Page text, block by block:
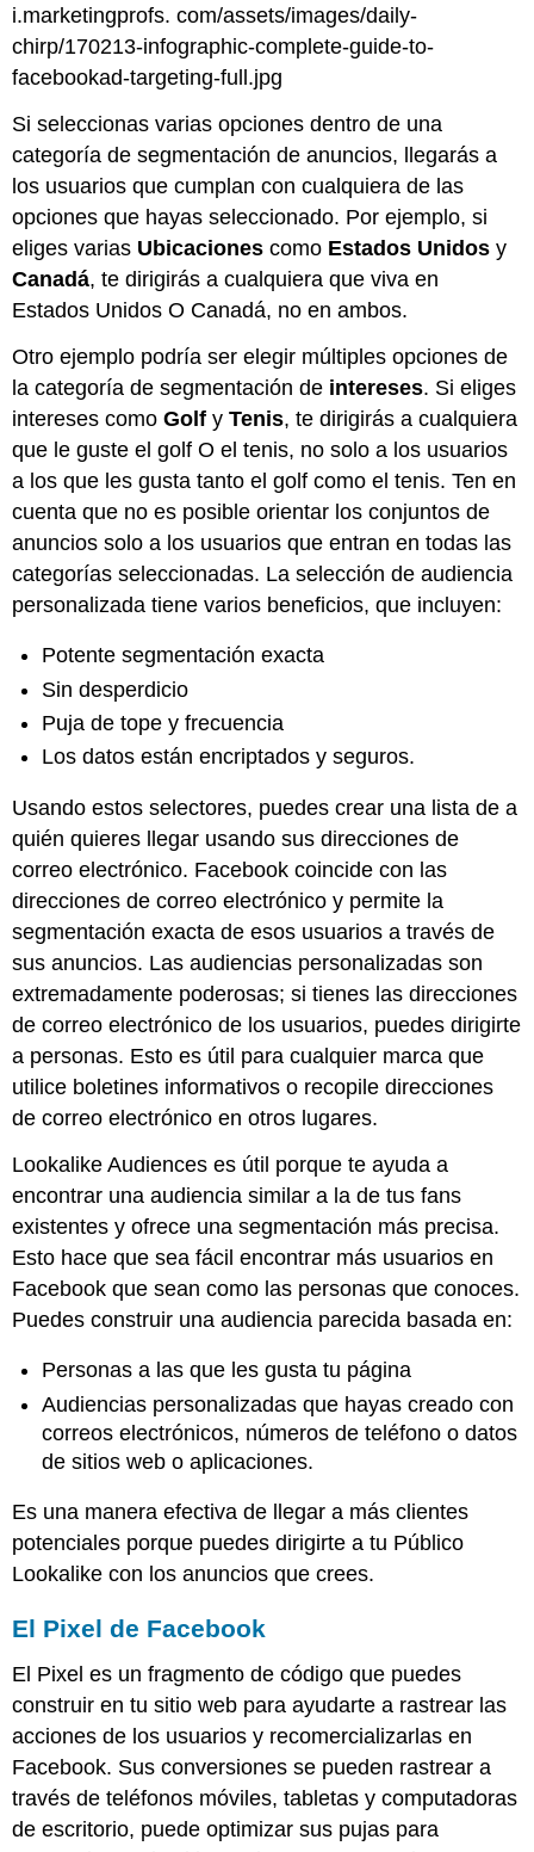
i.marketingprofs. com/assets/images/daily-
chirp/170213-infographic-complete-guide-to-
facebookad-targeting-full.jpg
Si seleccionas varias opciones dentro de una
categoría de segmentación de anuncios, llegarás a
los usuarios que cumplan con cualquiera de las
opciones que hayas seleccionado. Por ejemplo, si
eliges varias Ubicaciones como Estados Unidos y
Canadá, te dirigirás a cualquiera que viva en
Estados Unidos O Canadá, no en ambos.
Otro ejemplo podría ser elegir múltiples opciones de
la categoría de segmentación de intereses. Si eliges
intereses comoGolf yTenis, te dirigirás a cualquiera
que le guste el golf O el tenis, no solo a los usuarios
a los que les gusta tanto el golf como el tenis. Ten en
cuenta que no es posible orientar los conjuntos de
anuncios solo a los usuarios que entran en todas las
categorías seleccionadas. La selección de audiencia
personalizada tiene varios beneficios, que incluyen:
Potente segmentación exacta
Sin desperdicio
Puja de tope y frecuencia
Los datos están encriptados y seguros.
Usando estos selectores, puedes crear una lista de a
quién quieres llegar usando sus direcciones de
correo electrónico. Facebook coincide con las
direcciones de correo electrónico y permite la
segmentación exacta de esos usuarios a través de
sus anuncios. Las audiencias personalizadas son
extremadamente poderosas; si tienes las direcciones
de correo electrónico de los usuarios, puedes dirigirte
a personas. Esto es útil para cualquier marca que
utilice boletines informativos o recopile direcciones
de correo electrónico en otros lugares.
Lookalike Audiences es útil porque te ayuda a
encontrar una audiencia similar a la de tus fans
existentes y ofrece una segmentación más precisa.
Esto hace que sea fácil encontrar más usuarios en
Facebook que sean como las personas que conoces.
Puedes construir una audiencia parecida basada en:
Personas a las que les gusta tu página
Audiencias personalizadas que hayas creado con
correos electrónicos, números de teléfono o datos
de sitios web o aplicaciones.
Es una manera efectiva de llegar a más clientes
potenciales porque puedes dirigirte a tu Público
Lookalike con los anuncios que crees.
El Pixel de Facebook
El Pixel es un fragmento de código que puedes
construir en tu sitio web para ayudarte a rastrear las
acciones de los usuarios y recomercializarlas en
Facebook. Sus conversiones se pueden rastrear a
través de teléfonos móviles, tabletas y computadoras
de escritorio, puede optimizar sus pujas para